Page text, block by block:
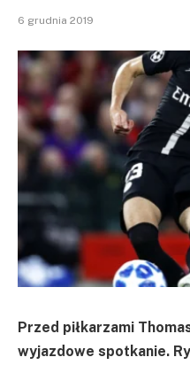
6 grudnia 2019
Przed piłkarzami
wyjazdowe spotkanie.